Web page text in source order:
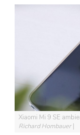
Xiaomi Mi 9 SE
Richard Hombauer